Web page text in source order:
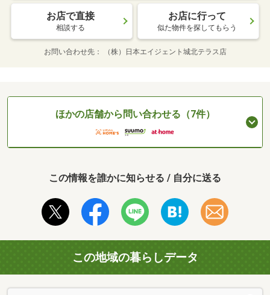
お店で直接
相談する
お店に行って
似た物件を探してもらう
お問い合わせ先 （株）日本エイジェント城北テラス店
ほかの店舗から問い合わせる（7件）
この情報を誰かに知らせる / 自分に送る
この地域の暮らしデータ